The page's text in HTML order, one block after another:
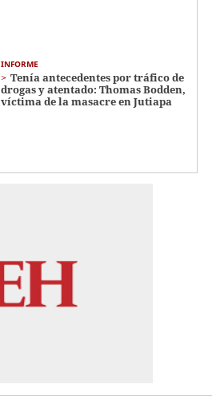
INFORME
Tenía antecedentes por tráfico de
drogas y atentado: Thomas Bodden,
víctima de la masacre en Jutiapa